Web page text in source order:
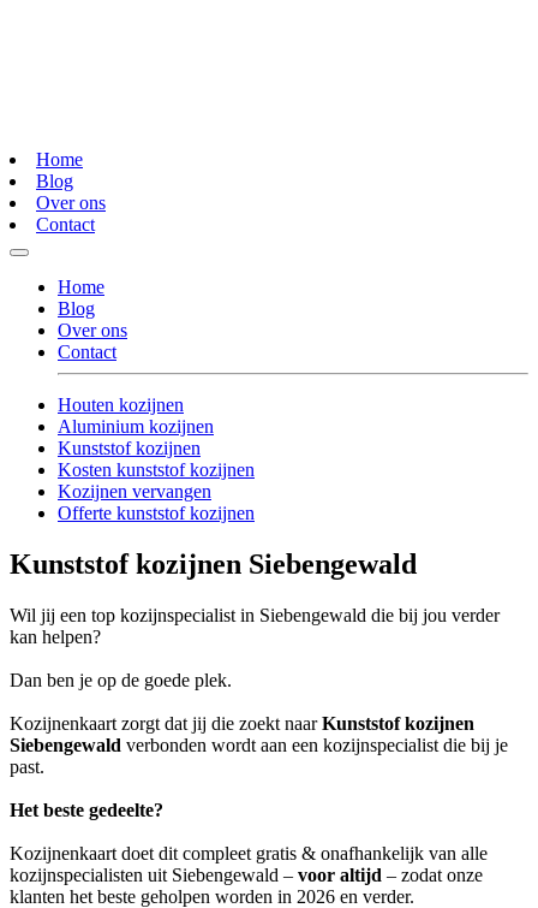
Home
Blog
Over ons
Contact
Home
Blog
Over ons
Contact
Houten kozijnen
Aluminium kozijnen
Kunststof kozijnen
Kosten kunststof kozijnen
Kozijnen vervangen
Offerte kunststof kozijnen
Kunststof kozijnen Siebengewald
Wil jij een top kozijnspecialist in Siebengewald die bij jou verder
kan helpen?
Dan ben je op de goede plek.
Kozijnenkaart zorgt dat jij die zoekt naarKunststof kozijnen
Siebengewald verbonden wordt aan een kozijnspecialist die bij je
past.
Het beste gedeelte?
Kozijnenkaart doet dit compleet gratis & onafhankelijk van alle
kozijnspecialisten uit Siebengewald – voor altijd – zodat onze
klanten het beste geholpen worden in 2026 en verder.